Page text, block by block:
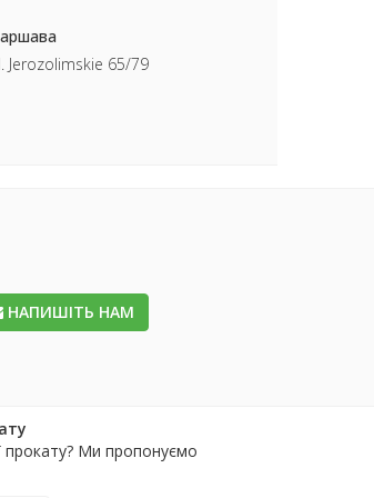
Jerozolimskie 65/79
НАПИШІТЬ НАМ
прокату? Ми пропонуємо